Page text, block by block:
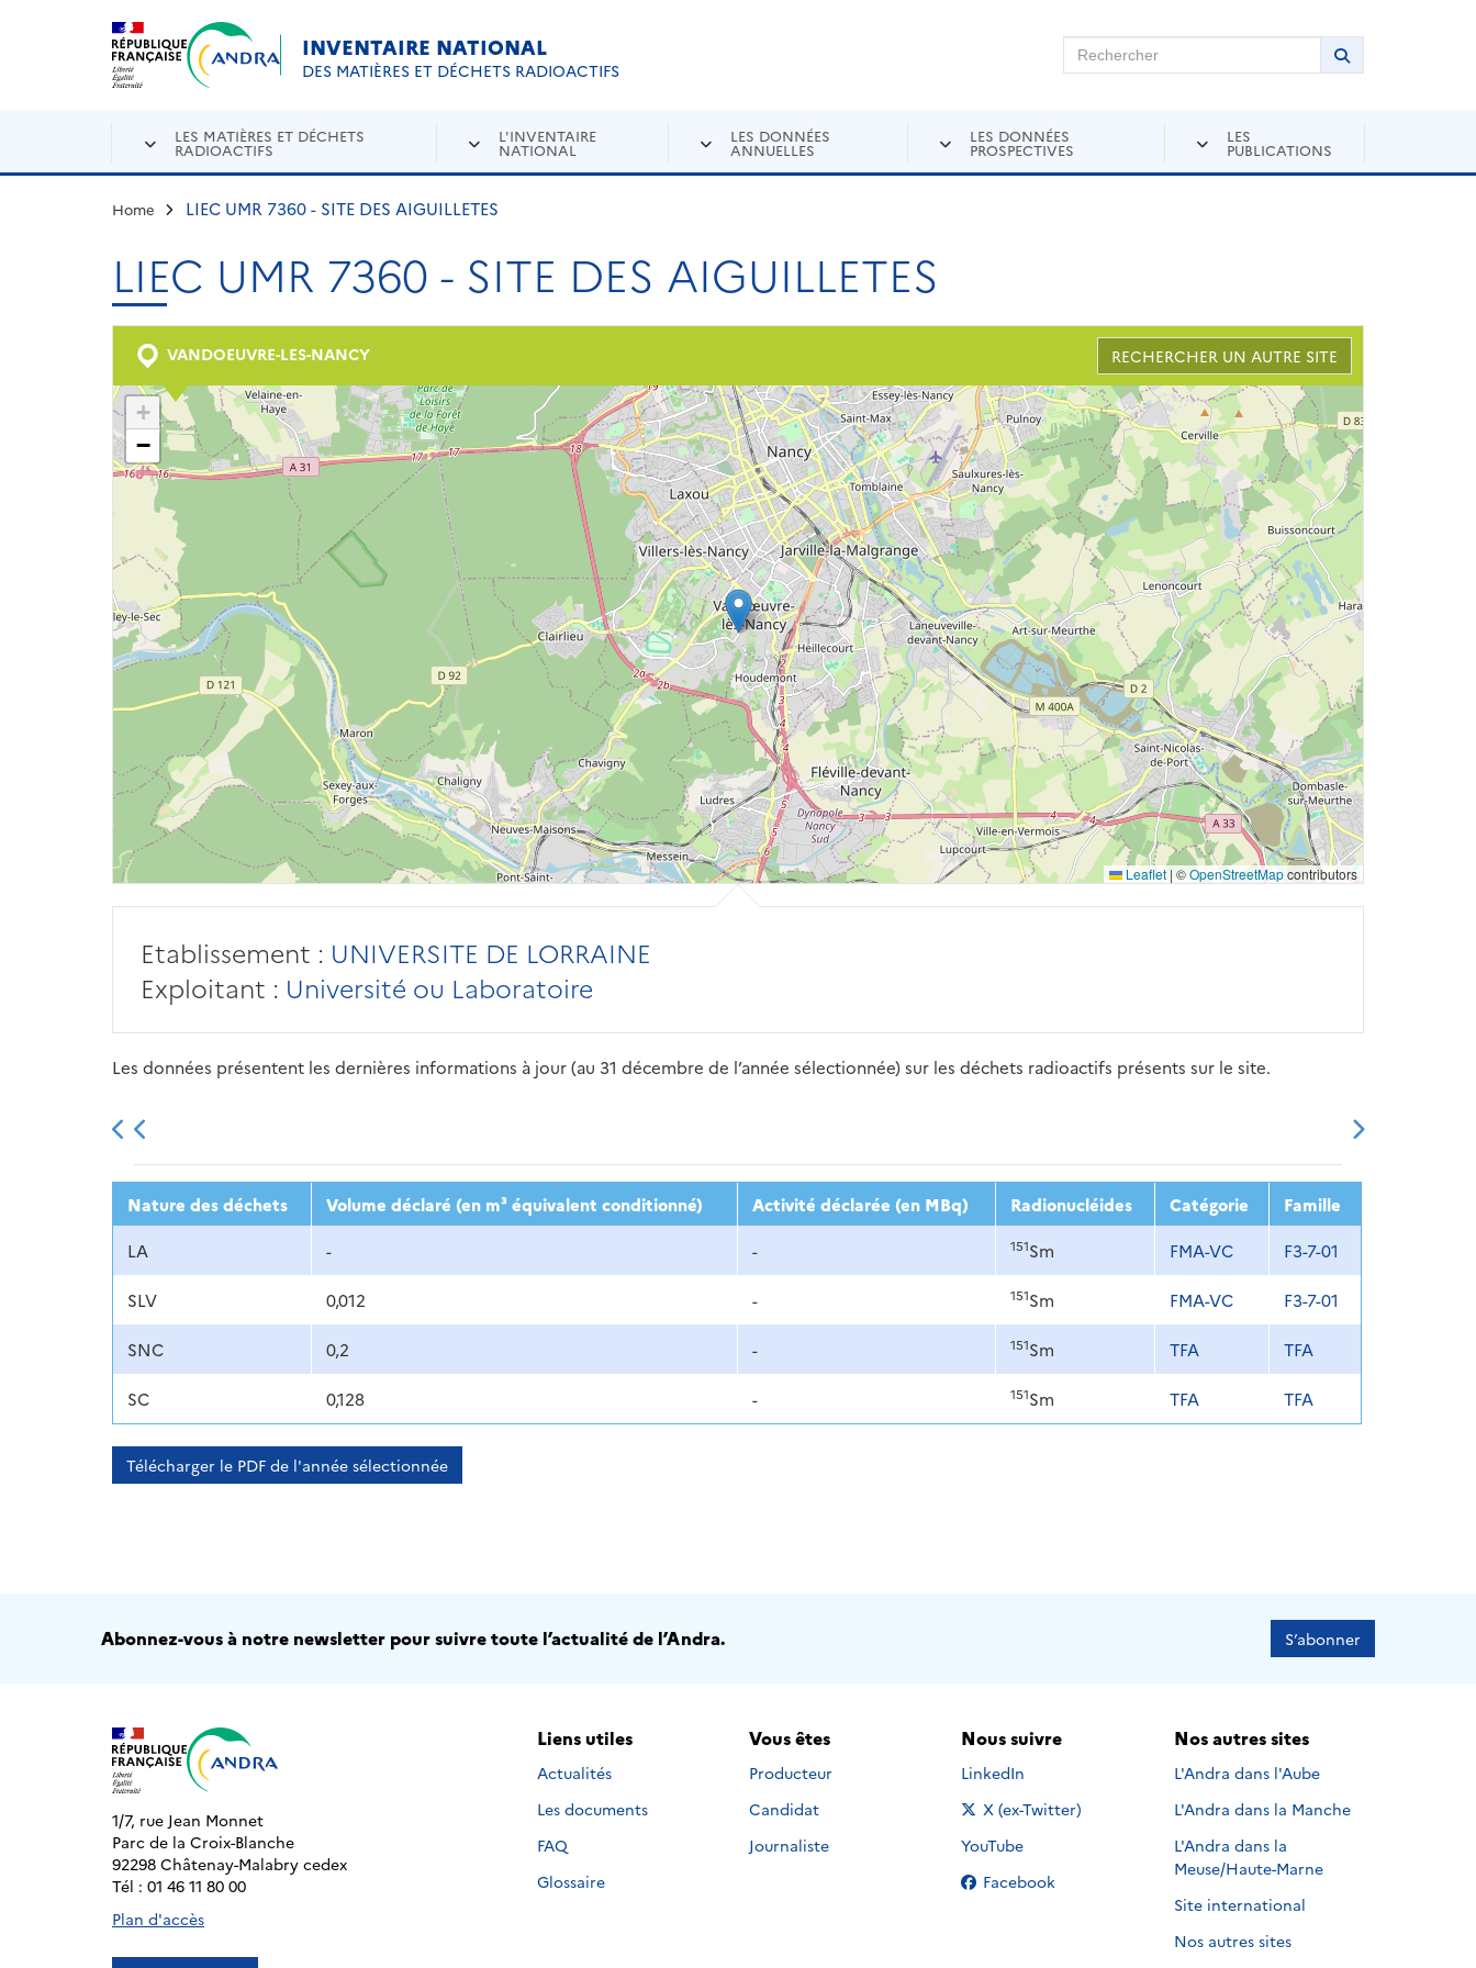
Aller au contenu principal
INVENTAIRE NATIONAL
DES MATIÈRES ET DÉCHETS RADIOACTIFS
Rechercher sur Andra Inventaire Rechercher
Lancer la
LES MATIÈRES ET DÉCHETS
RADIOACTIFS
L'INVENTAIRE
NATIONAL
LES DONNÉES
ANNUELLES
LES DONNÉES
PROSPECTIVES
LES
PUBLICATIONS
Home LIEC UMR 7360 - SITE DES AIGUILLETES
LIEC UMR 7360 - SITE DES AIGUILLETES
VANDOEUVRE-LES-NANCY RECHERCHER UN AUTRE SITE
+
−
Leaflet | ©OpenStreetMapcontributors
Etablissement : UNIVERSITE DE LORRAINE
Exploitant : Université ou Laboratoire
Les données présentent les dernières informations à jour (au 31 décembre de l’année sélectionnée) sur les déchets radioactifs présents sur le site.
2013 2014 2015 2016 2017 2018 2019 2020 2021 2022 2023
Nature des déchets Volume déclaré (en m³ équivalent conditionné) Activité déclarée (en MBq) Radionucléides Catégorie
Famille
LA
- - 151Sm FMA-VC F3-7-01
SLV 0,012 - 151Sm FMA-VC F3-7-01
SNC 0,2 - 151Sm TFA TFA
SC 0,128 - 151Sm TFA TFA
Télécharger le PDF de l'année sélectionnée
Abonnez-vous à notre newsletter pour suivre toute l’actualité de l’Andra. S’abonner
1/7, rue Jean Monnet
Parc de la Croix-Blanche
92298 Châtenay-Malabry cedex
Tél : 01 46 11 80 00
Plan d'accès
Liens utiles
Actualités
Les documents
FAQ
Glossaire
Vous êtes
Producteur
Candidat
Journaliste
Nous suivre
Nous suivre sur
LinkedIn
Nous suivre sur
X (ex-Twitter)
Nous suivre sur
YouTube
Nous suivre sur
Facebook
Nos autres sites
L'Andra dans l'Aube
L'Andra dans la Manche
L'Andra dans la
Meuse/Haute-Marne
Site international
Nos autres sites